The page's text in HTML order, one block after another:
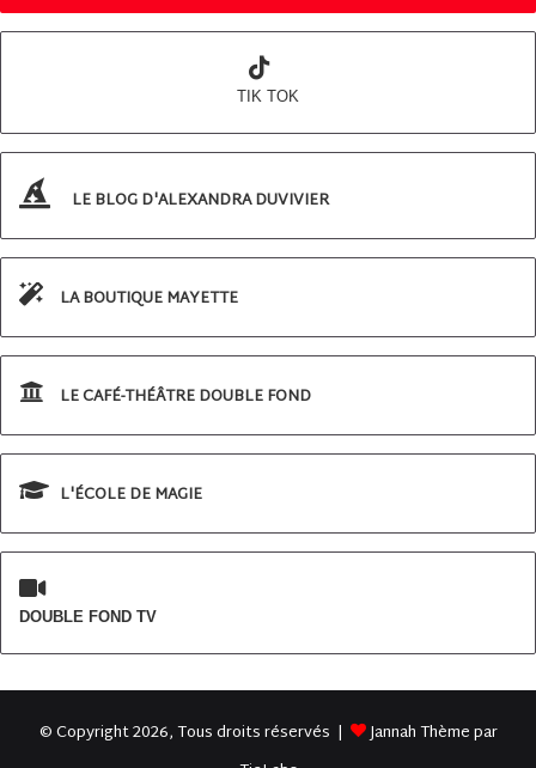
TIK TOK
LE BLOG D'ALEXANDRA DUVIVIER
LA BOUTIQUE MAYETTE
LE CAFÉ-THÉÂTRE DOUBLE FOND
L'ÉCOLE DE MAGIE
DOUBLE FOND TV
© Copyright 2026, Tous droits réservés |
Jannah Thème par